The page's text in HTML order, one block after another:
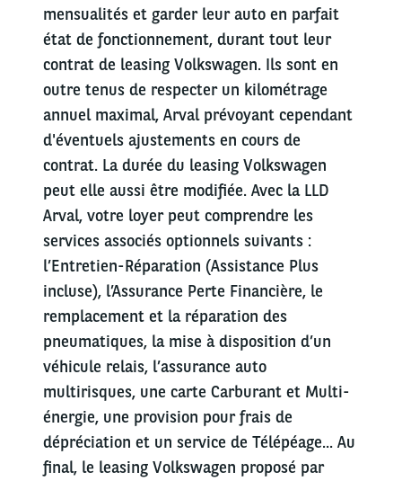
mensualités et garder leur auto en parfait
état de fonctionnement, durant tout leur
contrat de leasing Volkswagen. Ils sont en
outre tenus de respecter un kilométrage
annuel maximal, Arval prévoyant cependant
d'éventuels ajustements en cours de
contrat. La durée du leasing Volkswagen
peut elle aussi être modifiée. Avec la LLD
Arval, votre loyer peut comprendre les
services associés optionnels suivants :
l’Entretien-Réparation (Assistance Plus
incluse), l’Assurance Perte Financière, le
remplacement et la réparation des
pneumatiques, la mise à disposition d’un
véhicule relais, l’assurance auto
multirisques, une carte Carburant et Multi-
énergie, une provision pour frais de
dépréciation et un service de Télépéage... Au
final, le leasing Volkswagen proposé par